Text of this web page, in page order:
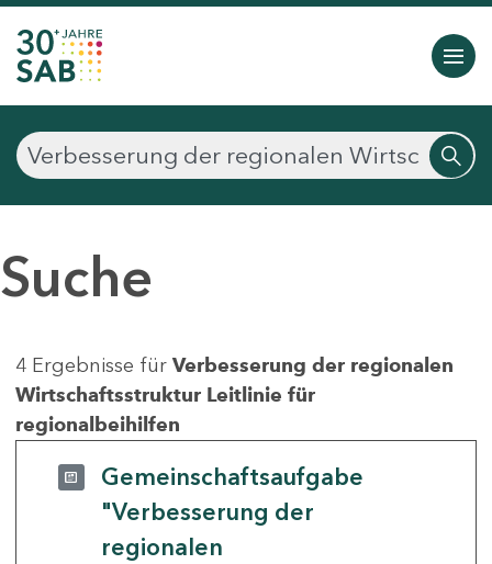
Suche
4 Ergebnisse für Verbesserung der regionalen
Wirtschaftsstruktur Leitlinie für
regionalbeihilfen
Gemeinschaftsaufgabe
"Verbesserung der
regionalen